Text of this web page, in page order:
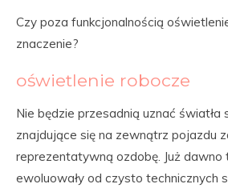
Czy poza funkcjonalnością
znaczenie?
oświetlenie robocze
Nie będzie przesadnią uznać światła
znajdujące się na zewnątrz pojazdu
reprezentatywną ozdobę. Już dawno
ewoluowały od czysto technicznych